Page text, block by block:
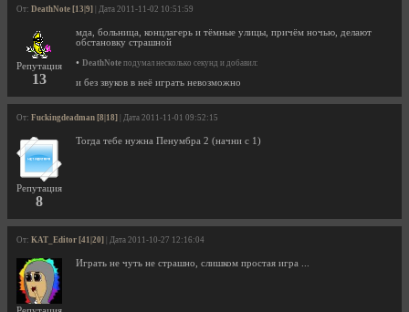
От: DeathNote [13|9] | Дата 2011-11-02 10:51:59
Репутация
13
мда, больница, концлагерь и тёмные улицы, причём ночью, делают
обстановку страшной
• DeathNote подумал несколько секунд и добавил:
и без звуков в неё играть невозможно
От: Fuckingdeadman [8|18] | Дата 2011-11-01 09:52:15
Репутация
8
Тогда тебе нужна Пенумбра 2 (начни с 1)
От: KAT_Editor [41|20] | Дата 2011-10-27 12:16:04
Играть не чуть не страшно, слишком простая игра ...